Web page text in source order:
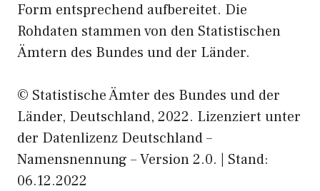
Form entsprechend aufbereitet. Die
Rohdaten stammen von den Statistischen
Ämtern des Bundes und der Länder.
© Statistische Ämter des Bundes und der
Länder, Deutschland, 2022. Lizenziert unter
der Datenlizenz Deutschland –
Namensnennung – Version 2.0. | Stand:
06.12.2022